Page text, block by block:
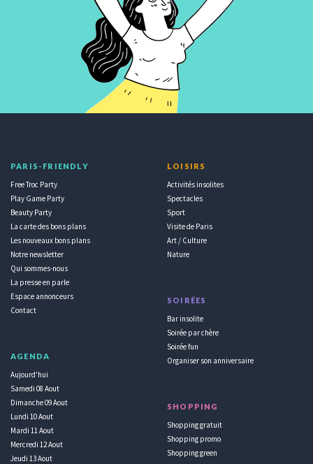
PARIS-FRIENDLY
Free Troc Party
Play Game Party
Beauty Party
La carte des bons plans
Les nouveaux bons plans
Notre newsletter
Qui sommes-nous
La presse en parle
Espace annonceurs
Contact
AGENDA
Aujourd'hui
Samedi 08 Aout
Dimanche 09 Aout
Lundi 10 Aout
Mardi 11 Aout
Mercredi 12 Aout
Jeudi 13 Aout
LOISIRS
Activités insolites
Spectacles
Sport
Visite de Paris
Art / Culture
Nature
SOIRÉES
Bar insolite
Soirée par chère
Soirée fun
Organiser son anniversaire
SHOPPING
Shopping gratuit
Shopping promo
Shopping green